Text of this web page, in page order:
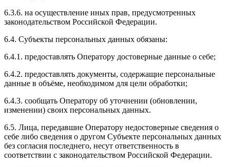
6.3.6. на осуществление иных прав, предусмотренных
законодательством Российской Федерации.
6.4. Субъекты персональных данных обязаны:
6.4.1. предоставлять Оператору достоверные данные о себе;
6.4.2. предоставлять документы, содержащие персональные
данные в объёме, необходимом для цели обработки;
6.4.3. сообщать Оператору об уточнении (обновлении,
изменении) своих персональных данных.
6.5. Лица, передавшие Оператору недостоверные сведения о
себе либо сведения о другом Субъекте персональных данных
без согласия последнего, несут ответственность в
соответствии с законодательством Российской Федерации.